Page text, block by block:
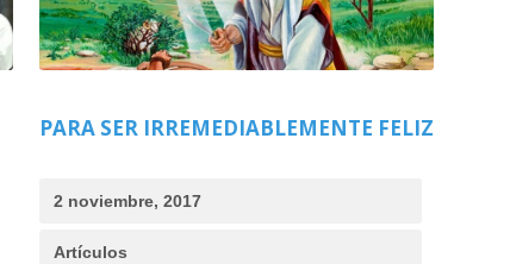
PARA SER IRREMEDIABLEMENTE FELIZ
2 noviembre, 2017
Artículos